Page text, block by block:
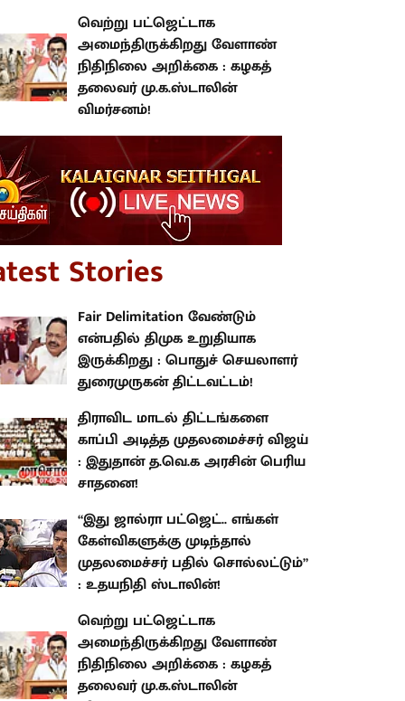
வெற்று பட்ஜெட்டாக
அமைந்திருக்கிறது வேளாண்
நிதிநிலை அறிக்கை : கழகத்
தலைவர் மு.க.ஸ்டாலின்
விமர்சனம்!
Stories
Fair Delimitation வேண்டும்
என்பதில் திமுக உறுதியாக
இருக்கிறது : பொதுச் செயலாளர்
துரைமுருகன் திட்டவட்டம்!
திராவிட மாடல் திட்டங்களை
காப்பி அடித்த முதலமைச்சர் விஜய்
: இதுதான் த.வெ.க அரசின் பெரிய
சாதனை!
“இது ஜால்ரா பட்ஜெட்.. எங்கள்
கேள்விகளுக்கு முடிந்தால்
முதலமைச்சர் பதில் சொல்லட்டும்”
: உதயநிதி ஸ்டாலின்!
வெற்று பட்ஜெட்டாக
அமைந்திருக்கிறது வேளாண்
நிதிநிலை அறிக்கை : கழகத்
தலைவர் மு.க.ஸ்டாலின்